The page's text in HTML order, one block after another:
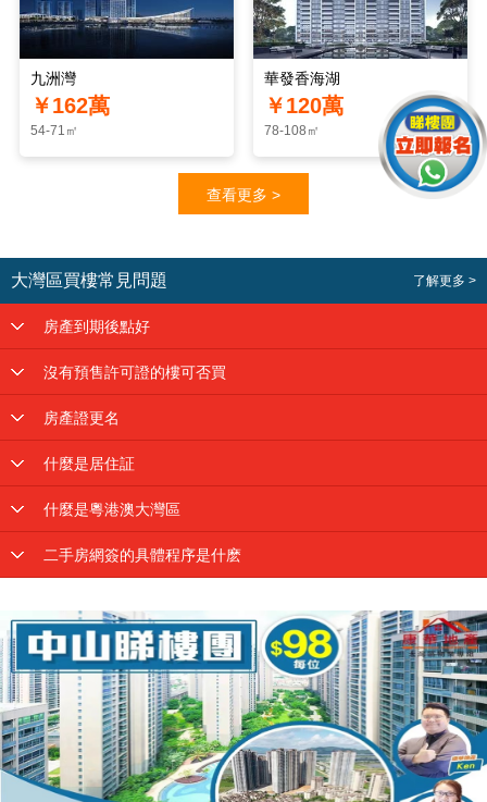
九洲灣
￥162萬
54-71㎡
華發香海湖
￥120萬
78-108㎡
查看更多 >
大灣區買樓常見問題 了解更多 >
房產到期後點好
沒有預售許可證的樓可否買
房產證更名
什麼是居住証
什麼是粵港澳大灣區
二手房網簽的具體程序是什麽